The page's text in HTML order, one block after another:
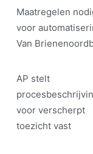
Maatregelen
voor
Van
AP stelt
voor verscherpt
toezicht vast